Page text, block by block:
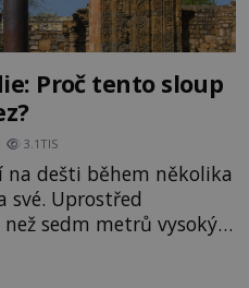
Proč tento sloup
3.1TIS
na dešti během několika
své. Uprostřed
sedm metrů vysoký
1 600 let odolává
koroze. Jeho